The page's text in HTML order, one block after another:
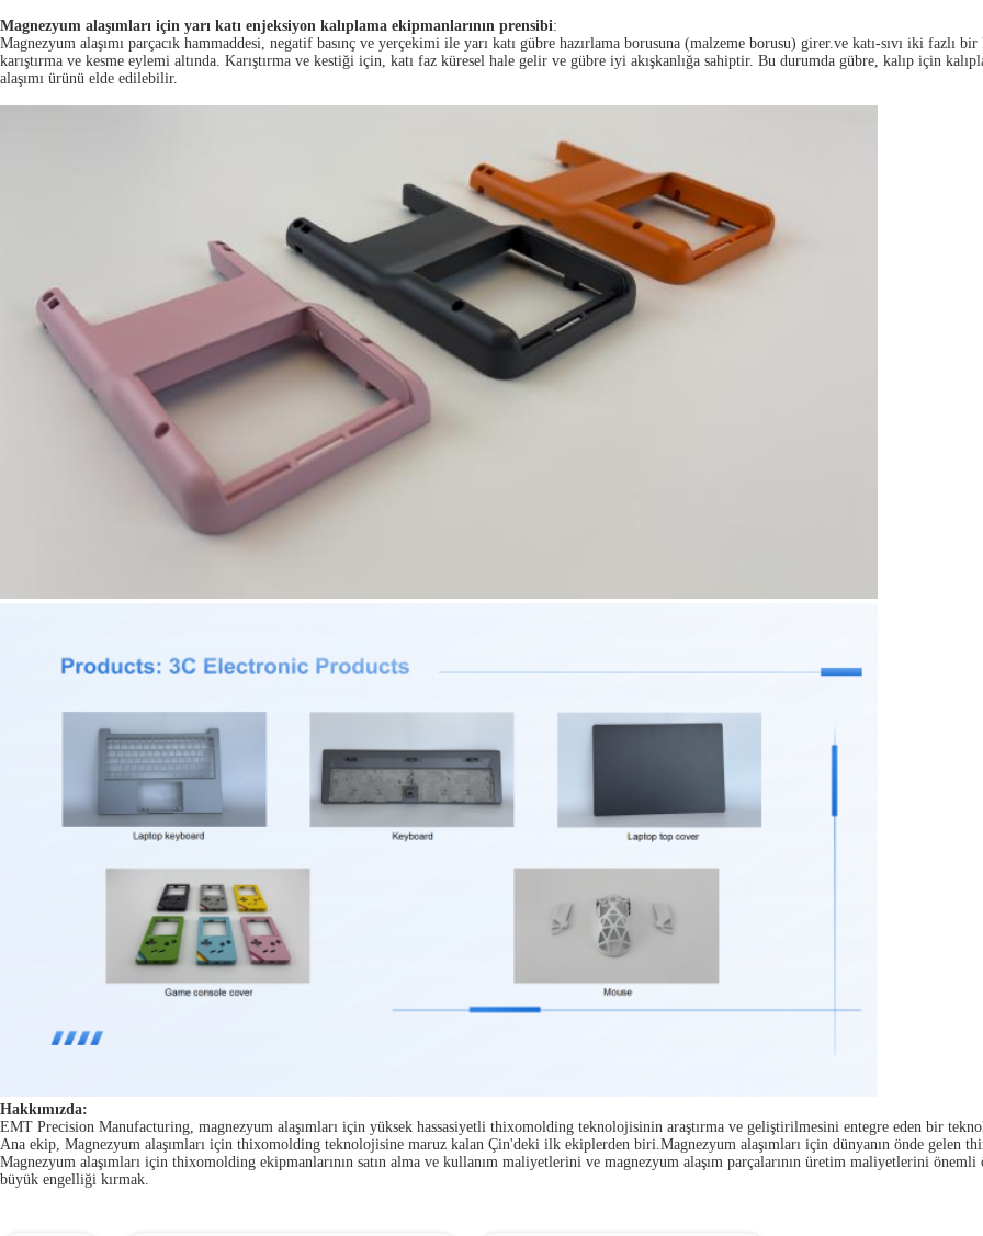
Magnezyum alaşımları için yarı katı enjeksiyon kalıplama ekipmanlarının prensibi:
Magnezyum alaşımı parçacık hammaddesi, negatif basınç ve yerçekimi ile yarı katı gübre hazırlama borusuna (malzeme borusu) girer.ve katı-sıvı iki fazlı
karıştırma ve kesme eylemi altında. Karıştırma ve kestiği için, katı faz küresel hale gelir ve gübre iyi akışkanlığa sahiptir. Bu durumda gübre, kalıp için
alaşımı ürünü elde edilebilir.
Hakkımızda:
EMT Precision Manufacturing, magnezyum alaşımları için yüksek hassasiyetli thixomolding teknolojisinin araştırma ve geliştirilmesini entegre eden bir
Ana ekip, Magnezyum alaşımları için thixomolding teknolojisine maruz kalan Çin'deki ilk ekiplerden biri.Magnezyum alaşımları için dünyanın önde gelen
Magnezyum alaşımları için thixomolding ekipmanlarının satın alma ve kullanım maliyetlerini ve magnezyum alaşım parçalarının üretim maliyetlerini önemli
büyük engelliği kırmak.